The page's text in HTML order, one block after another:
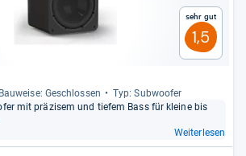
Sehr gut
1,5
Bau­weise: Geschlos­sen
Typ: Sub­woofer
mit prä­zi­sem und tie­fem Bass für kleine bis
Weiterlesen